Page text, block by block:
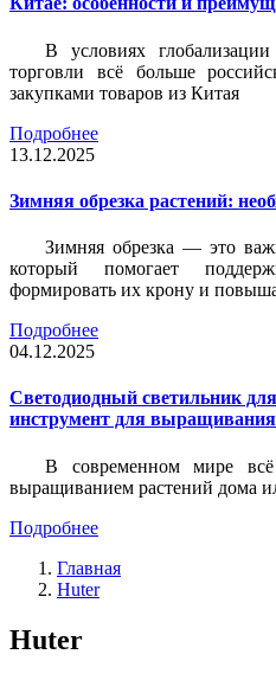
В условиях
торговли всё больше
закупками товаров из Китая
Подробнее
13.12.2025
Зимняя обрезка растений:
Зимняя обрезка — это
который помогает
формировать их крону и
Подробнее
04.12.2025
Светодиодный светильник
инструмент для выращивания
В современном мире
выращиванием растений дома
Подробнее
Главная
Huter
Huter